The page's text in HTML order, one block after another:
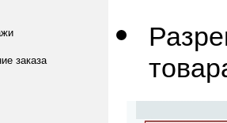
заказа